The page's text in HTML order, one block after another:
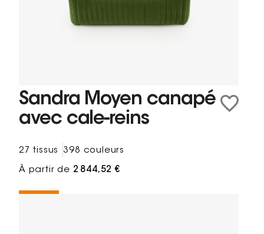
Sandra Moyen canapé
avec cale-reins
27 tissus 398 couleurs
À partir de 2 844,52 €